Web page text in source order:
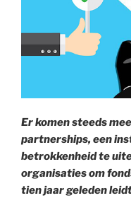
Er komen steeds
partnerships, een
betrokkenheid te
organisaties om
tien jaar geleden